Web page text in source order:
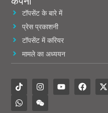
टॉपसेंट के बारे में
प्रेस प्रकाशनी
टॉपसेंट में करियर
मामले का अध्ययन